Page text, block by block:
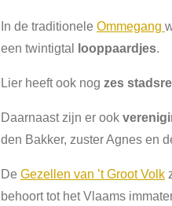
In de traditionele Ommegang
een twintigtal
looppaardjes.
Lier heeft ook nog zes
Daarnaast zijn er ook
den Bakker, zuster Agnes en
De Gezellen van ’t Groot Volk
behoort tot het Vlaams